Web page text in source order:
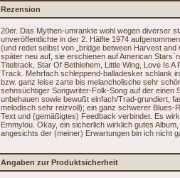
Rezension
20er. Das Mythen-umrankte wohl wegen diverser
unveröffentlichte in der 2. Hälfte 1974
(und redet selbst von „bridge between Harvest and
später neu auf, sie erschienen auf American
Titeltrack, Star Of Bethlehem, Little Wing, Love Is
Track. Mehrfach schleppend-balladesker schlank
bzw. ganz leise zarte bis melancholische sehr
sehnsüchtiger Songwriter-Folk-Song auf der einen
unbehauen sowie bewußt einfach/Trad-grundiert,
melodisch sehr reizvoll); ein ganz schwerer
Text und (gemäßigtes) Feedback verbindet. Es
Emmylou. Okay, ein sicherlich wirklich gutes
angesichts der (meiner) Erwartungen bin ich nicht
Angaben zur Produktsicherheit